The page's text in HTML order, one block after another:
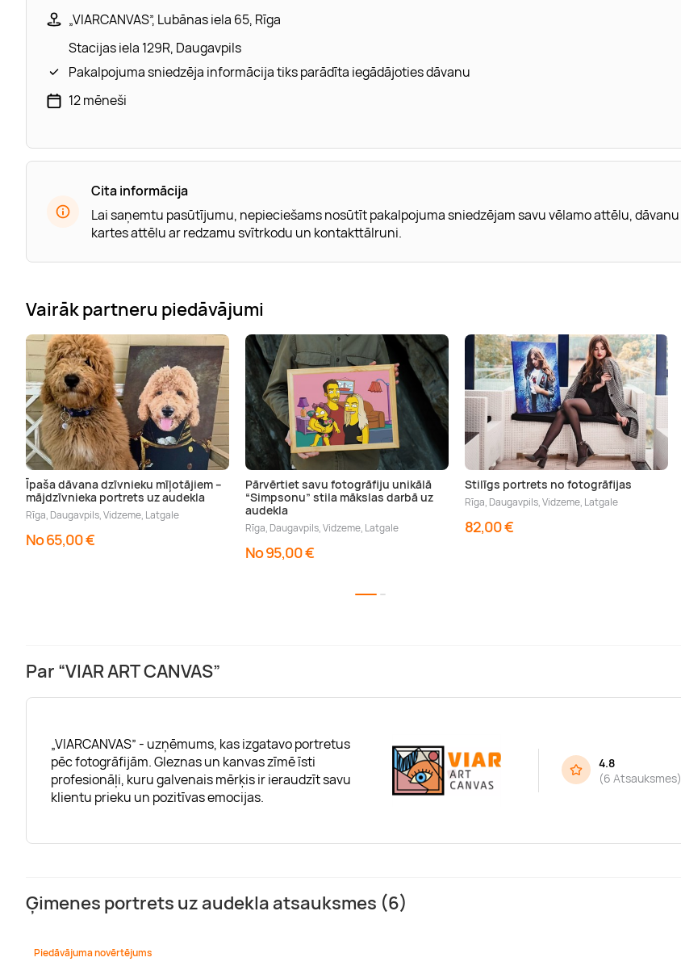
„VIARCANVAS”, Lubānas iela 65, Rīga
Stacijas iela 129R, Daugavpils
Pakalpojuma sniedzēja informācija tiks parādīta iegādājoties dāvanu
12 mēneši
Cita informācija
Lai saņemtu pasūtījumu, nepieciešams nosūtīt pakalpojuma sniedzējam savu vēlamo attēlu, dāvanu
kartes attēlu ar redzamu svītrkodu un kontakttālruni.
Vairāk partneru piedāvājumi
Īpaša dāvana dzīvnieku mīļotājiem –
mājdzīvnieka portrets uz audekla
Rīga, Daugavpils, Vidzeme, Latgale
No 65,00 €
Pārvērtiet savu fotogrāfiju unikālā
“Simpsonu” stila mākslas darbā uz
audekla
Rīga, Daugavpils, Vidzeme, Latgale
No 95,00 €
Stilīgs portrets no fotogrāfijas
Rīga, Daugavpils, Vidzeme, Latgale
82,00 €
Par “VIAR ART CANVAS”
„VIARCANVAS” - uzņēmums, kas izgatavo portretus
pēc fotogrāfijām. Gleznas un kanvas zīmē īsti
profesionāļi, kuru galvenais mērķis ir ieraudzīt savu
klientu prieku un pozitīvas emocijas.
4.8
(6 Atsauksmes)
Ģimenes portrets uz audekla atsauksmes (6)
Piedāvājuma novērtējums